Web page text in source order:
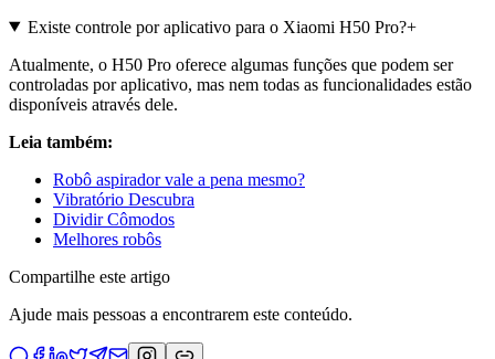
Existe controle por aplicativo para o Xiaomi H50 Pro?+
Atualmente, o H50 Pro oferece algumas funções que podem ser
controladas por aplicativo, mas nem todas as funcionalidades estão
disponíveis através dele.
Leia também:
Robô aspirador vale a pena mesmo?
Vibratório Descubra
Dividir Cômodos
Melhores robôs
Compartilhe este artigo
Ajude mais pessoas a encontrarem este conteúdo.